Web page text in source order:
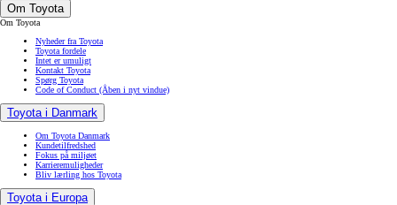
Om Toyota
Om Toyota
Nyheder fra Toyota
Toyota fordele
Intet er umuligt
Kontakt Toyota
Spørg Toyota
Code of Conduct (Åben i nyt vindue)
Toyota i Danmark
Om Toyota Danmark
Kundetilfredshed
Fokus på miljøet
Karrieremuligheder
Bliv lærling hos Toyota
Toyota i Europa